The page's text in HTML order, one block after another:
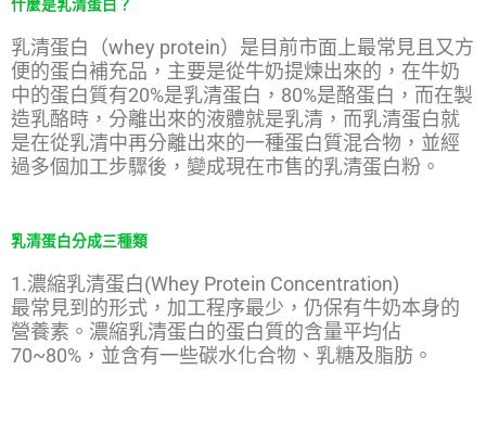
什麼是乳清蛋白？
乳清蛋白（whey protein）是目前市面上最常見且又方
便的蛋白補充品，主要是從牛奶提煉出來的，在牛奶
中的蛋白質有20%是乳清蛋白，80%是酪蛋白，而在製
造乳酪時，分離出來的液體就是乳清，而乳清蛋白就
是在從乳清中再分離出來的一種蛋白質混合物，並經
過多個加工步驟後，變成現在市售的乳清蛋白粉。
乳清蛋白分成三種類
1.濃縮乳清蛋白(Whey Protein Concentration)
最常見到的形式，加工程序最少，仍保有牛奶本身的
營養素。濃縮乳清蛋白的蛋白質的含量平均佔
70~80%，並含有一些碳水化合物、乳糖及脂肪。